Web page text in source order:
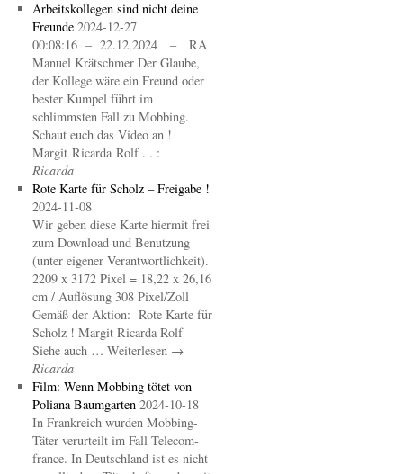
Arbeitskollegen sind nicht deine
Freunde 2024-12-27
00:08:16 – 22.12.2024 – RA
Manuel Krätschmer Der Glaube,
der Kollege wäre ein Freund oder
bester Kumpel führt im
schlimmsten Fall zu Mobbing.
Schaut euch das Video an !
Margit Ricarda Rolf . . :
Ricarda
Rote Karte für Scholz – Freigabe !
2024-11-08
Wir geben diese Karte hiermit frei
zum Download und Benutzung
(unter eigener Verantwortlichkeit).
2209 x 3172 Pixel = 18,22 x 26,16
cm / Auflösung 308 Pixel/Zoll
Gemäß der Aktion: Rote Karte für
Scholz ! Margit Ricarda Rolf
Siehe auch … Weiterlesen →
Ricarda
Film: Wenn Mobbing tötet von
Poliana Baumgarten 2024-10-18
In Frankreich wurden Mobbing-
Täter verurteilt im Fall Telecom-
france. In Deutschland ist es nicht